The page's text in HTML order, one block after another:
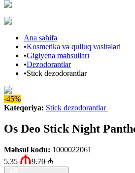
Ana səhifə
•Kosmetika və qulluq vasitələri
•Gigiyena məhsulları
•Dezodorantlar
•Stick dezodorantlar
-45%
Kateqoriya: Stick dezodorantlar
Os Deo Stick Night
Məhsul kodu: 1000022061
5.35
9.70₼